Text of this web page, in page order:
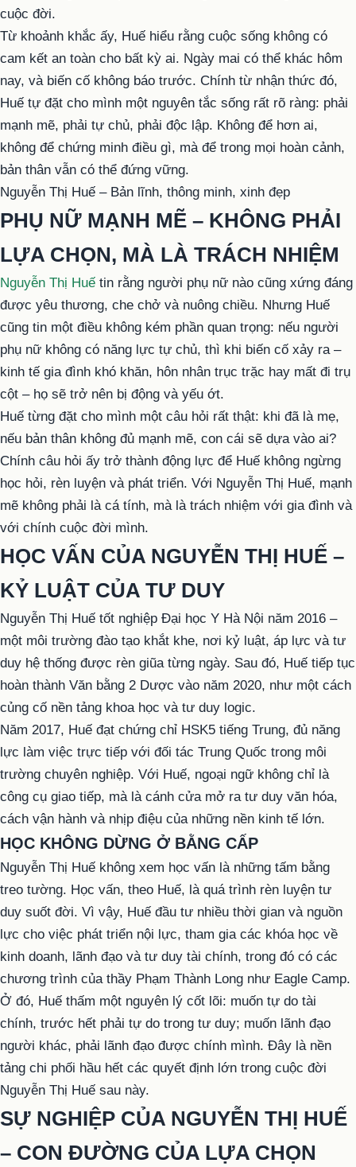
cuộc đời.
Từ khoảnh khắc ấy, Huế hiểu rằng cuộc sống không có
cam kết an toàn cho bất kỳ ai. Ngày mai có thể khác hôm
nay, và biến cố không báo trước. Chính từ nhận thức đó,
Huế tự đặt cho mình một nguyên tắc sống rất rõ ràng: phải
mạnh mẽ, phải tự chủ, phải độc lập. Không để hơn ai,
không để chứng minh điều gì, mà để trong mọi hoàn cảnh,
bản thân vẫn có thể đứng vững.
Nguyễn Thị Huế – Bản lĩnh, thông minh, xinh đẹp
PHỤ NỮ MẠNH MẼ – KHÔNG PHẢI
LỰA CHỌN, MÀ LÀ TRÁCH NHIỆM
Nguyễn Thị Huế tin rằng người phụ nữ nào cũng xứng đáng
được yêu thương, che chở và nuông chiều. Nhưng Huế
cũng tin một điều không kém phần quan trọng: nếu người
phụ nữ không có năng lực tự chủ, thì khi biến cố xảy ra –
kinh tế gia đình khó khăn, hôn nhân trục trặc hay mất đi trụ
cột – họ sẽ trở nên bị động và yếu ớt.
Huế từng đặt cho mình một câu hỏi rất thật: khi đã là mẹ,
nếu bản thân không đủ mạnh mẽ, con cái sẽ dựa vào ai?
Chính câu hỏi ấy trở thành động lực để Huế không ngừng
học hỏi, rèn luyện và phát triển. Với Nguyễn Thị Huế, mạnh
mẽ không phải là cá tính, mà là trách nhiệm với gia đình và
với chính cuộc đời mình.
HỌC VẤN CỦA NGUYỄN THỊ HUẾ –
KỶ LUẬT CỦA TƯ DUY
Nguyễn Thị Huế tốt nghiệp Đại học Y Hà Nội năm 2016 –
một môi trường đào tạo khắt khe, nơi kỷ luật, áp lực và tư
duy hệ thống được rèn giũa từng ngày. Sau đó, Huế tiếp tục
hoàn thành Văn bằng 2 Dược vào năm 2020, như một cách
củng cố nền tảng khoa học và tư duy logic.
Năm 2017, Huế đạt chứng chỉ HSK5 tiếng Trung, đủ năng
lực làm việc trực tiếp với đối tác Trung Quốc trong môi
trường chuyên nghiệp. Với Huế, ngoại ngữ không chỉ là
công cụ giao tiếp, mà là cánh cửa mở ra tư duy văn hóa,
cách vận hành và nhịp điệu của những nền kinh tế lớn.
HỌC KHÔNG DỪNG Ở BẰNG CẤP
Nguyễn Thị Huế không xem học vấn là những tấm bằng
treo tường. Học vấn, theo Huế, là quá trình rèn luyện tư
duy suốt đời. Vì vậy, Huế đầu tư nhiều thời gian và nguồn
lực cho việc phát triển nội lực, tham gia các khóa học về
kinh doanh, lãnh đạo và tư duy tài chính, trong đó có các
chương trình của thầy Phạm Thành Long như Eagle Camp.
Ở đó, Huế thấm một nguyên lý cốt lõi: muốn tự do tài
chính, trước hết phải tự do trong tư duy; muốn lãnh đạo
người khác, phải lãnh đạo được chính mình. Đây là nền
tảng chi phối hầu hết các quyết định lớn trong cuộc đời
Nguyễn Thị Huế sau này.
SỰ NGHIỆP CỦA NGUYỄN THỊ HUẾ
– CON ĐƯỜNG CỦA LỰA CHỌN